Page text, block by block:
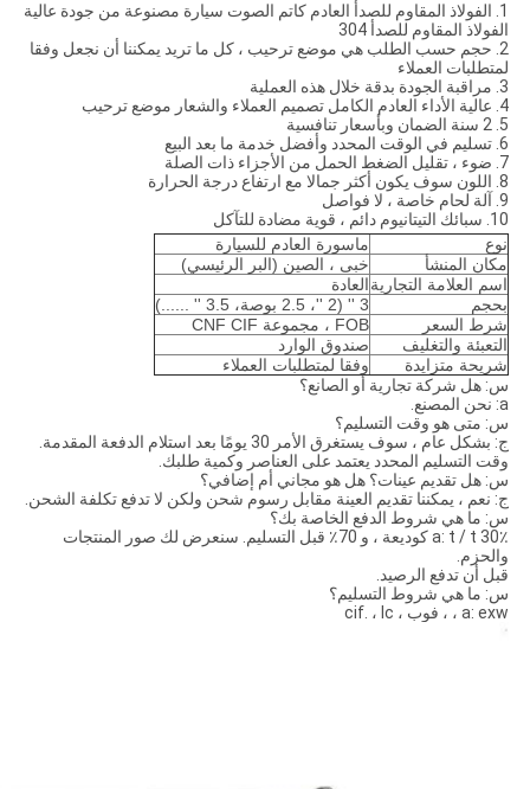
1. الفولاذ المقاوم للصدأ العادم كاتم الصوت سيارة مصنوعة من جودة عالية
الفولاذ المقاوم للصدأ 304
2. حجم حسب الطلب هي موضع ترحيب ، كل ما تريد يمكننا أن نجعل وفقا
لمتطلبات العملاء
3. مراقبة الجودة بدقة خلال هذه العملية
4. عالية الأداء العادم الكامل تصميم العملاء والشعار موضع ترحيب
5. 2 سنة الضمان وبأسعار تنافسية
6. تسليم في الوقت المحدد وأفضل خدمة ما بعد البيع
7. ضوء ، تقليل الضغط الحمل من الأجزاء ذات الصلة
8. اللون سوف يكون أكثر جمالا مع ارتفاع درجة الحرارة
9. آلة لحام خاصة ، لا فواصل
10. سبائك التيتانيوم دائم ، قوية مضادة للتآكل
نوع
ماسورة العادم للسيارة
مكان المنشأ
خبى ، الصين (البر الرئيسي)
اسم العلامة التجاريةالعادة
بحجم
3 '' (2 ''، 2.5 بوصة، 3.5 '' ......)
شرط السعر
FOB ، مجموعة CNF CIF
التعبئة والتغليف
صندوق الوارد
شريحة متزايدة
وفقا لمتطلبات العملاء
س: هل شركة تجارية أو الصانع؟
a: نحن المصنع.
س: متى هو وقت التسليم؟
ج: بشكل عام ، سوف يستغرق الأمر 30 يومًا بعد استلام الدفعة المقدمة.
وقت التسليم المحدد يعتمد على العناصر وكمية طلبك.
س: هل تقديم عينات؟ هل هو مجاني أم إضافي؟
ج: نعم ، يمكننا تقديم العينة مقابل رسوم شحن ولكن لا تدفع تكلفة الشحن.
س: ما هي شروط الدفع الخاصة بك؟
a: t / t 30٪ كوديعة ، و 70٪ قبل التسليم. سنعرض لك صور المنتجات
والحزم.
قبل أن تدفع الرصيد.
س: ما هي شروط التسليم؟
a: exw ، ، فوب ، cif. ، lc